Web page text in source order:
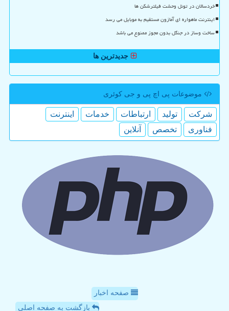
خردسالان در تونل وحشت فیلترشکن ها
اینترنت ماهواره ای آمازون مستقیم به موبایل می رسد
ساخت وساز در جنگل بدون مجوز ممنوع می باشد
جدیدترین ها
موضوعات پی اچ پی و جی كوئری
شركت تولید ارتباطات خدمات
اینترنت
فناوری
تخصص آنلاین
صفحه اخبار
بازگشت به صفحه اصلی